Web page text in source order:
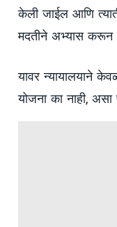
केली जाईल आणि
मदतीने अभ्यास करून
यावर न्यायालयाने
योजना का नाही,